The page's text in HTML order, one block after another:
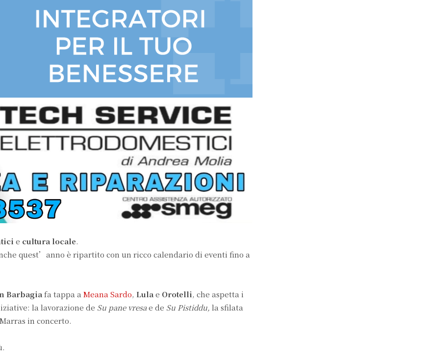
e cultura locale.
quest’anno è ripartito con un ricco calendario di eventi fino a
Barbagia fa tappa a Meana Sardo, Lula e Orotelli, che aspetta i
la lavorazione de Su pane vresae de Su Pistiddu, la sfilata
in concerto.